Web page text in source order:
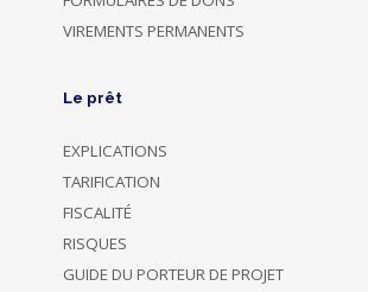
VIREMENTS PERMANENTS
Le prêt
EXPLICATIONS
TARIFICATION
FISCALITÉ
RISQUES
GUIDE DU PORTEUR DE PROJET